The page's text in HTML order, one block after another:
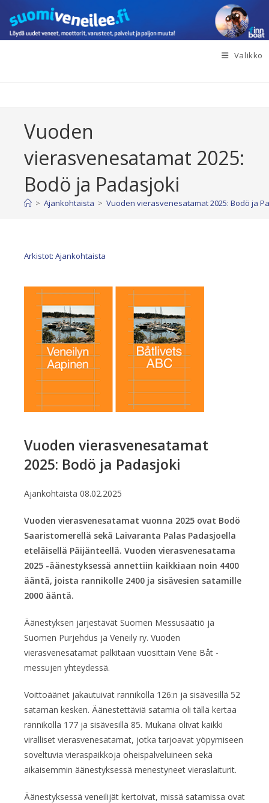
suoraan
sisältöön
Valikko
Vuoden
vierasvenesatamat 2025:
Bodö ja Padasjoki
> Ajankohtaista > Vuoden vierasvenesatamat 2025: Bodö ja
Arkistot: Ajankohtaista
Vuoden vierasvenesatamat
2025: Bodö ja Padasjoki
Ajankohtaista 08.02.2025
Vuoden vierasvenesatamat vuonna 2025 ovat Bodö
Saaristomerellä sekä Laivaranta Palas Padasjoella
eteläisellä Päijänteellä. Vuoden vierasvenesatama
2025 -äänestyksessä annettiin kaikkiaan noin 4400
ääntä, joista rannikolle 2400 ja sisävesien satamille
2000 ääntä.
Äänestyksen järjestävät Suomen Messusäätiö ja
Suomen Purjehdus ja Veneily ry. Vuoden
vierasvenesatamat palkitaan vuosittain Vene Båt -
messujen yhteydessä.
Voittoäänet jakautuivat rannikolla 126:n ja sisävesillä 52
sataman kesken. Äänestettäviä satamia oli tällä kertaa
rannikolla 177 ja sisävesillä 85. Mukana olivat kaikki
viralliset vierasvenesatamat, jotka tarjoavat yöpymiseen
soveltuvia vieraspaikkoja oheispalveluineen sekä
aikaisemmin äänestyksessä menestyneet vieraslaiturit.
Äänestyksessä veneilijät kertoivat, missä satamissa ovat